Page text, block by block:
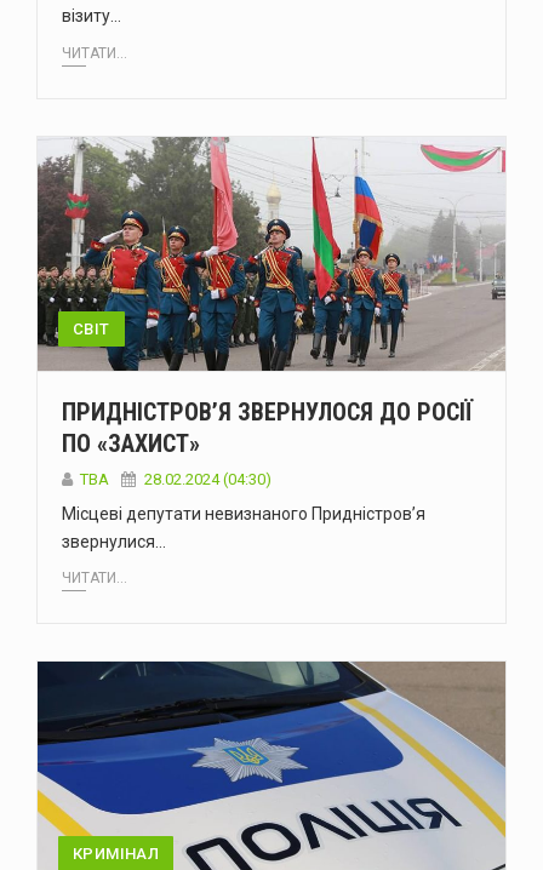
візиту…
ЧИТАТИ...
СВІТ
ПРИДНІСТРОВ’Я ЗВЕРНУЛОСЯ ДО РОСІЇ
ПО «ЗАХИСТ»
ТВА 28.02.2024 (04:30)
Місцеві депутати невизнаного Придністров’я
звернулися…
ЧИТАТИ...
КРИМІНАЛ